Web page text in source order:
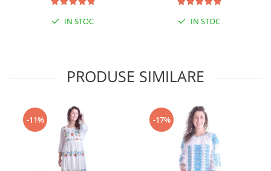
IN STOC IN STOC
PRODUSE SIMILARE
-11% -17%